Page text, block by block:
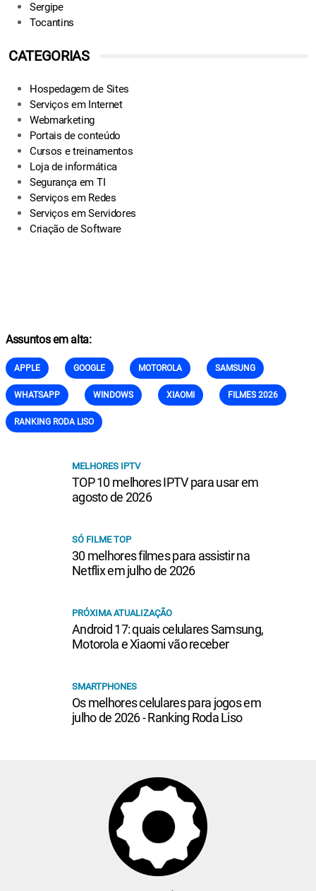
Sergipe
Tocantins
CATEGORIAS
Hospedagem de Sites
Serviços em Internet
Webmarketing
Portais de conteúdo
Cursos e treinamentos
Loja de informática
Segurança em TI
Serviços em Redes
Serviços em Servidores
Criação de Software
Assuntos em alta:
APPLE GOOGLE MOTOROLA SAMSUNG
WHATSAPP WINDOWS XIAOMI FILMES 2026
RANKING RODA LISO
MELHORES IPTV
TOP 10 melhores IPTV para usar em
agosto de 2026
SÓ FILME TOP
30 melhores filmes para assistir na
Netflix em julho de 2026
PRÓXIMA ATUALIZAÇÃO
Android 17: quais celulares Samsung,
Motorola e Xiaomi vão receber
SMARTPHONES
Os melhores celulares para jogos em
julho de 2026 - Ranking Roda Liso